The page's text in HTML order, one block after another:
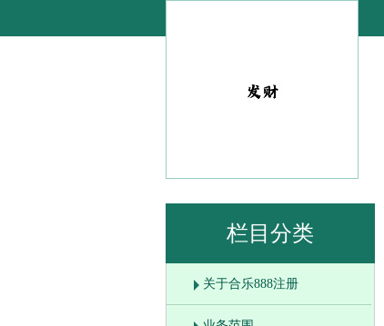
栏目分类
关于合乐888注册